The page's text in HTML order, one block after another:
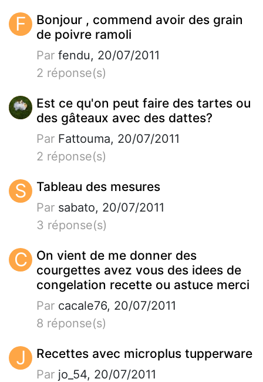
F
Bonjour , commend avoir des grain
de poivre ramoli
Par fendu, 20/07/2011
2 réponse(s)
Est ce qu'on peut faire des tartes ou
des gâteaux avec des dattes?
Par Fattouma, 20/07/2011
2 réponse(s)
S Tableau des mesures
Par sabato, 20/07/2011
3 réponse(s)
C
On vient de me donner des
courgettes avez vous des idees de
congelation recette ou astuce merci
Par cacale76, 20/07/2011
8 réponse(s)
J Recettes avec microplus tupperware
Par jo_54, 20/07/2011